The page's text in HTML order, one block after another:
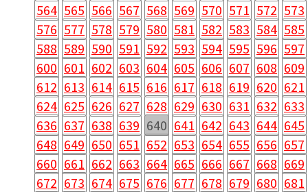
564 565 566 567 568 569 570 571 572 573
576 577 578 579 580 581 582 583 584 585
588 589 590 591 592 593 594 595 596 597
600 601 602 603 604 605 606 607 608 609
612 613 614 615 616 617 618 619 620 621
624 625 626 627 628 629 630 631 632 633
636 637 638 639 640 641 642 643 644 645
648 649 650 651 652 653 654 655 656 657
660 661 662 663 664 665 666 667 668 669
672 673 674 675 676 677 678 679 680 681